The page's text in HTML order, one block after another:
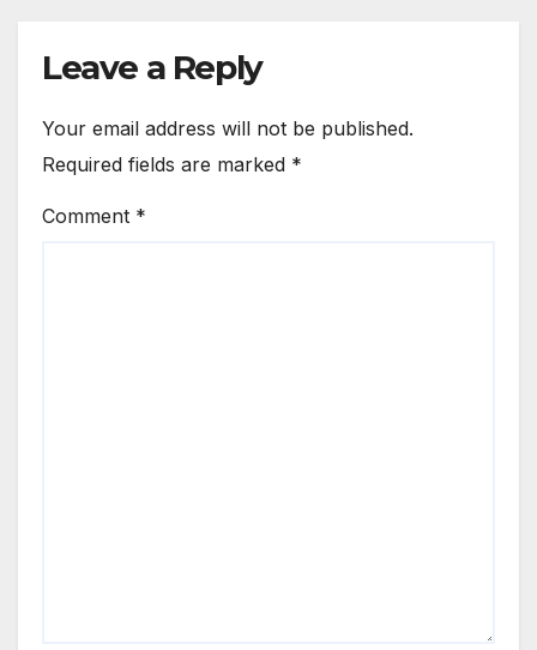
Leave a Reply
Your email address will not be published.
Required fields are marked *
Comment *